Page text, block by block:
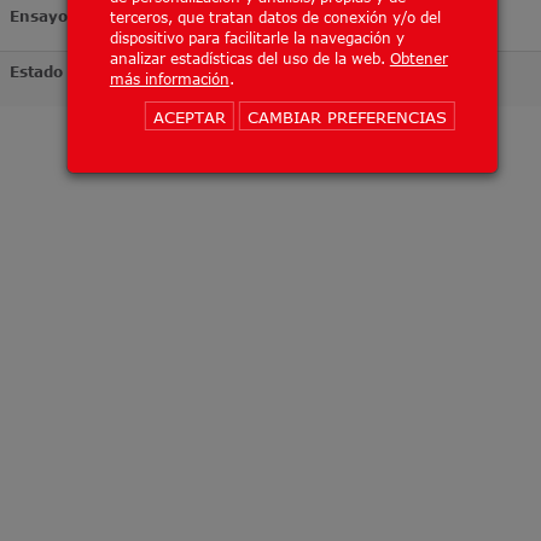
terceros, que tratan datos de conexión y/o del
dispositivo para facilitarle la navegación y
analizar estadísticas del uso de la web. Obtener
más información.
ACEPTAR CAMBIAR PREFERENCIAS
Ensayo
Estado